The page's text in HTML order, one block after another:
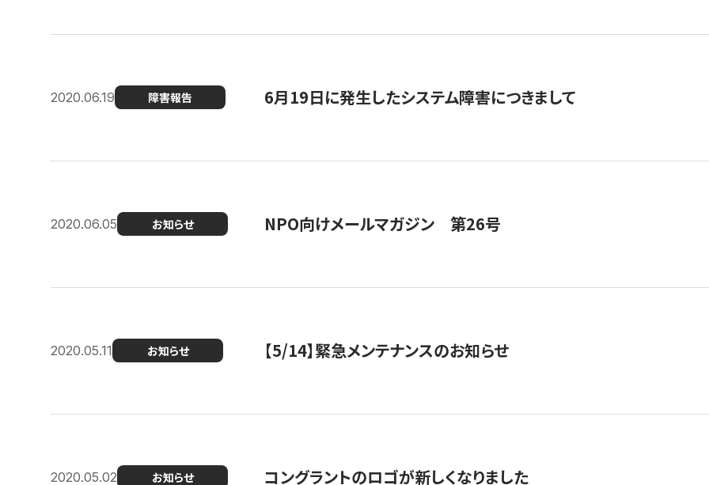
2020.06.19 障害報告 6月19日に発生したシステム障害につきまして
2020.06.05 お知らせ NPO向けメールマガジン 第26号
2020.05.11 お知らせ 【5/14】緊急メンテナンスのお知らせ
2020.05.02 お知らせ コングラントのロゴが新しくなりました